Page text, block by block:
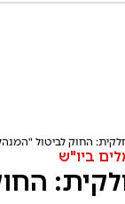
חלקית: החוק לביטול
ביו"ש